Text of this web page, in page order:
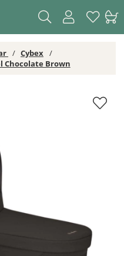
Cybex
Chocolate Brown